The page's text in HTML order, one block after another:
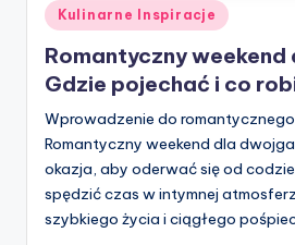
Posted
in
Kulinarne Inspiracje
Romantyczny
Gdzie pojechać i co
Wprowadzenie do
Romantyczny weekend dla
okazja, aby oderwać się od
spędzić czas w intymnej
szybkiego życia i ciągłego